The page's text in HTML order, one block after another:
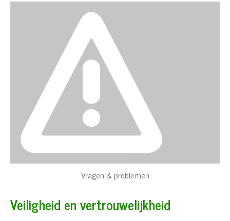
Vragen & problemen
Veiligheid en vertrouwelijkheid